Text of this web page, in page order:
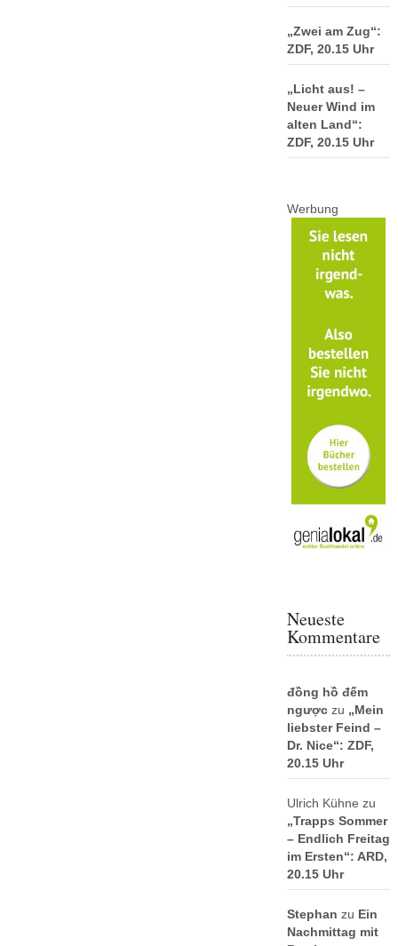
„Zwei am Zug“:
ZDF, 20.15 Uhr
„Licht aus! –
Neuer Wind im
alten Land“:
ZDF, 20.15 Uhr
Werbung
Neueste
Kommentare
đồng hồ đếm
ngượczu „Mein
liebster Feind –
Dr. Nice“: ZDF,
20.15 Uhr
Ulrich Kühne zu
„Trapps Sommer
– Endlich Freitag
im Ersten“: ARD,
20.15 Uhr
Stephan zu Ein
Nachmittag mit